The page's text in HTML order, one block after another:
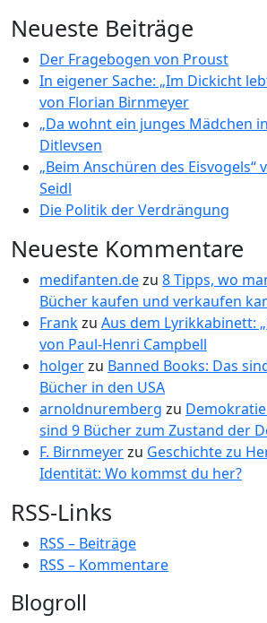
Neueste Beiträge
Der Fragebogen von Proust
In eigener Sache: „Im Dickicht
von Florian Birnmeyer
„Da wohnt ein junges Mädchen
Ditlevsen
„Beim Anschüren des Eisvogels“
Seidl
Die Politik der Verdrängung
Neueste Kommentare
medifanten.dezu 8 Tipps, wo
Bücher kaufen und verkaufen
Frankzu Aus dem Lyrikkabinett:
von Paul-Henri Campbell
holgerzu Banned Books: Das
Bücher in den USA
arnoldnuremberg zu
sind 9 Bücher zum Zustand der
F. Birnmeyerzu Geschichte zu
Identität: Wo kommst du her?
RSS-Links
RSS – Beiträge
RSS – Kommentare
Blogroll